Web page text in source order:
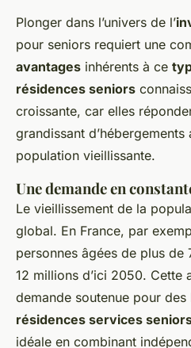
Plonger dans l’univers de l’
pour seniors requiert une
avantages inhérents à ce
résidences seniors
croissante, car elles
grandissant d’hébergements
population vieillissante.
Une demande en
Le vieillissement de la
global. En France, par
personnes âgées de plus
12 millions d’ici 2050. Cette
demande soutenue pour des
résidences services
idéale en combinant